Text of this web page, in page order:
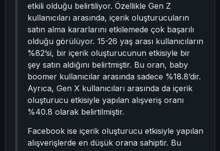
etkili olduğu belirtiliyor. Özellikle Gen Z
kullanıcıları arasında, içerik oluşturucuların
satın alma kararlarını etkilemede çok başarılı
olduğu görülüyor. 15-26 yaş arası kullanıcıların
%82’si, bir içerik oluşturucunun etkisiyle bir
şey satın aldığını belirtmiştir. Bu oran, baby
boomer kullanıcılar arasında sadece %18.8’dir.
Ayrıca, Gen X kullanıcıları arasında da içerik
oluşturucu etkisiyle yapılan alışveriş oranı
%40.8 olarak belirtilmiştir.
Facebook ise içerik oluşturucu etkisiyle yapılan
alışverişlerde en düşük orana sahiptir. Bu